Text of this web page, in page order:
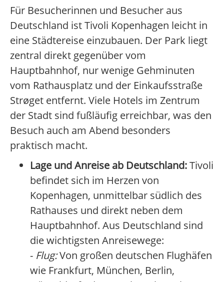
Für Besucherinnen und Besucher aus
Deutschland ist Tivoli Kopenhagen leicht in
eine Städtereise einzubauen. Der Park liegt
zentral direkt gegenüber vom
Hauptbahnhof, nur wenige Gehminuten
vom Rathausplatz und der Einkaufsstraße
Strøget entfernt. Viele Hotels im Zentrum
der Stadt sind fußläufig erreichbar, was den
Besuch auch am Abend besonders
praktisch macht.
Lage und Anreise ab Deutschland:Tivoli
befindet sich im Herzen von
Kopenhagen, unmittelbar südlich des
Rathauses und direkt neben dem
Hauptbahnhof. Aus Deutschland sind
die wichtigsten Anreisewege:
- Flug:Von großen deutschen Flughäfen
wie Frankfurt, München, Berlin,